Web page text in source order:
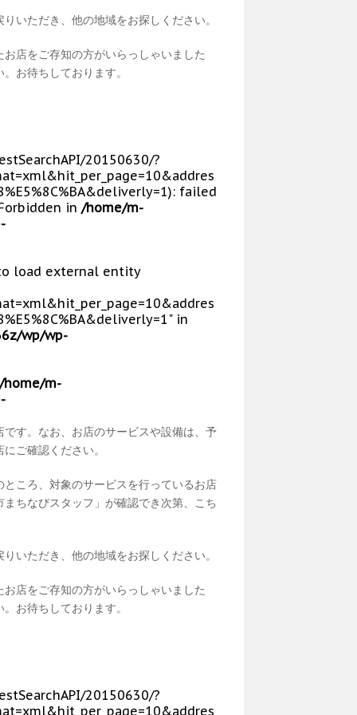
いただき、他の地域をお探しください。
店をご存知の方がいらっしゃいました
お待ちしております。
20150630/?
failed
in /home/m-
load external entity
in
wp/wp-
/home/m-
す。なお、お店のサービスや設備は、予
ご確認ください。
ころ、対象のサービスを行っているお店
ちなびスタッフ」が確認でき次第、こち
いただき、他の地域をお探しください。
店をご存知の方がいらっしゃいました
お待ちしております。
20150630/?